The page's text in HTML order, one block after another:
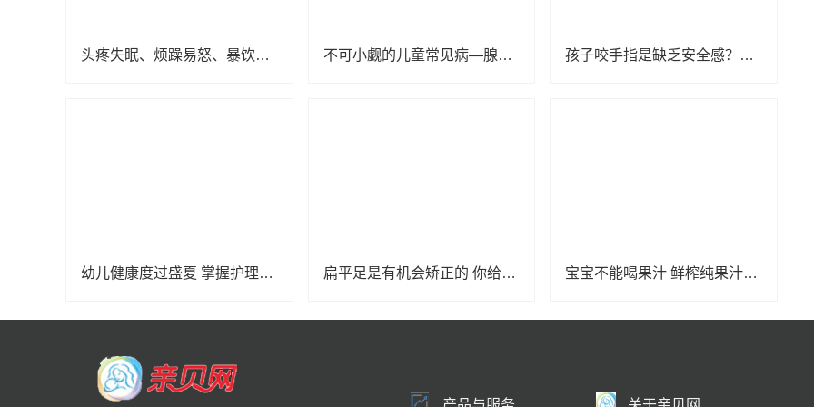
头疼失眠、烦躁易怒、暴饮暴食、拖延厌学……孩子这些异常向父母传递了哪些“信号”？ 不可小觑的儿童常见病—腺样体肥大 孩子咬手指是缺乏安全感？亲贝网小编为你解惑
幼儿健康度过盛夏 掌握护理小知识少生病 扁平足是有机会矫正的 你给孩子买对鞋了吗 宝宝不能喝果汁 鲜榨纯果汁也不行？